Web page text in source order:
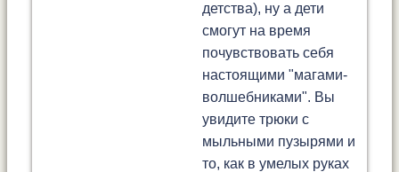
детства), ну а дети
смогут на время
почувствовать себя
настоящими "магами-
волшебниками". Вы
увидите трюки с
мыльными пузырями и
то, как в умелых руках